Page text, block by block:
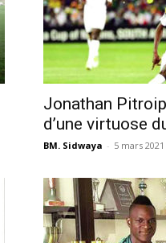
Jonathan
d’une virtuose
BM. Sidwaya - 5 mars 2021